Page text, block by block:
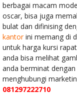
Kursi Cafe
INVITI 215
Meja
Ichiko ICX-
Kursi Kantor
berbagai macam
oscar, bisa juga
bulat dan difinising
kantorini memang di
untuk harga kursi
anda bisa melihat
anda berminat
menghubungi
081297222710